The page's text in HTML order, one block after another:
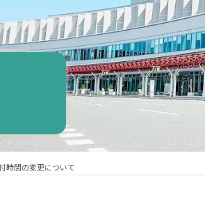
時間の変更について